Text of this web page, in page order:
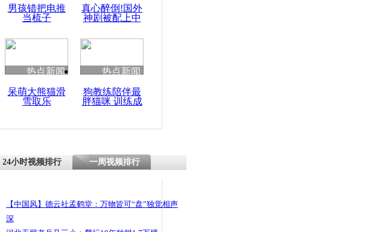
度苗族花山节
魂
男孩错把电推
当梳子
真心醉倒!国外
神剧被配上中
热点新闻
呆萌大熊猫滑
雪取乐
热点新闻
狗教练陪伴最
胖猫咪 训练成
24小时视频排行 一周视频排行
【中国风】德云社孟鹤堂：万物皆可“盘”独觉相声
深